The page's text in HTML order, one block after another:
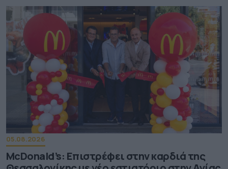
05.08.2026
McDonald’s: Επιστρέφει στην καρδιά της